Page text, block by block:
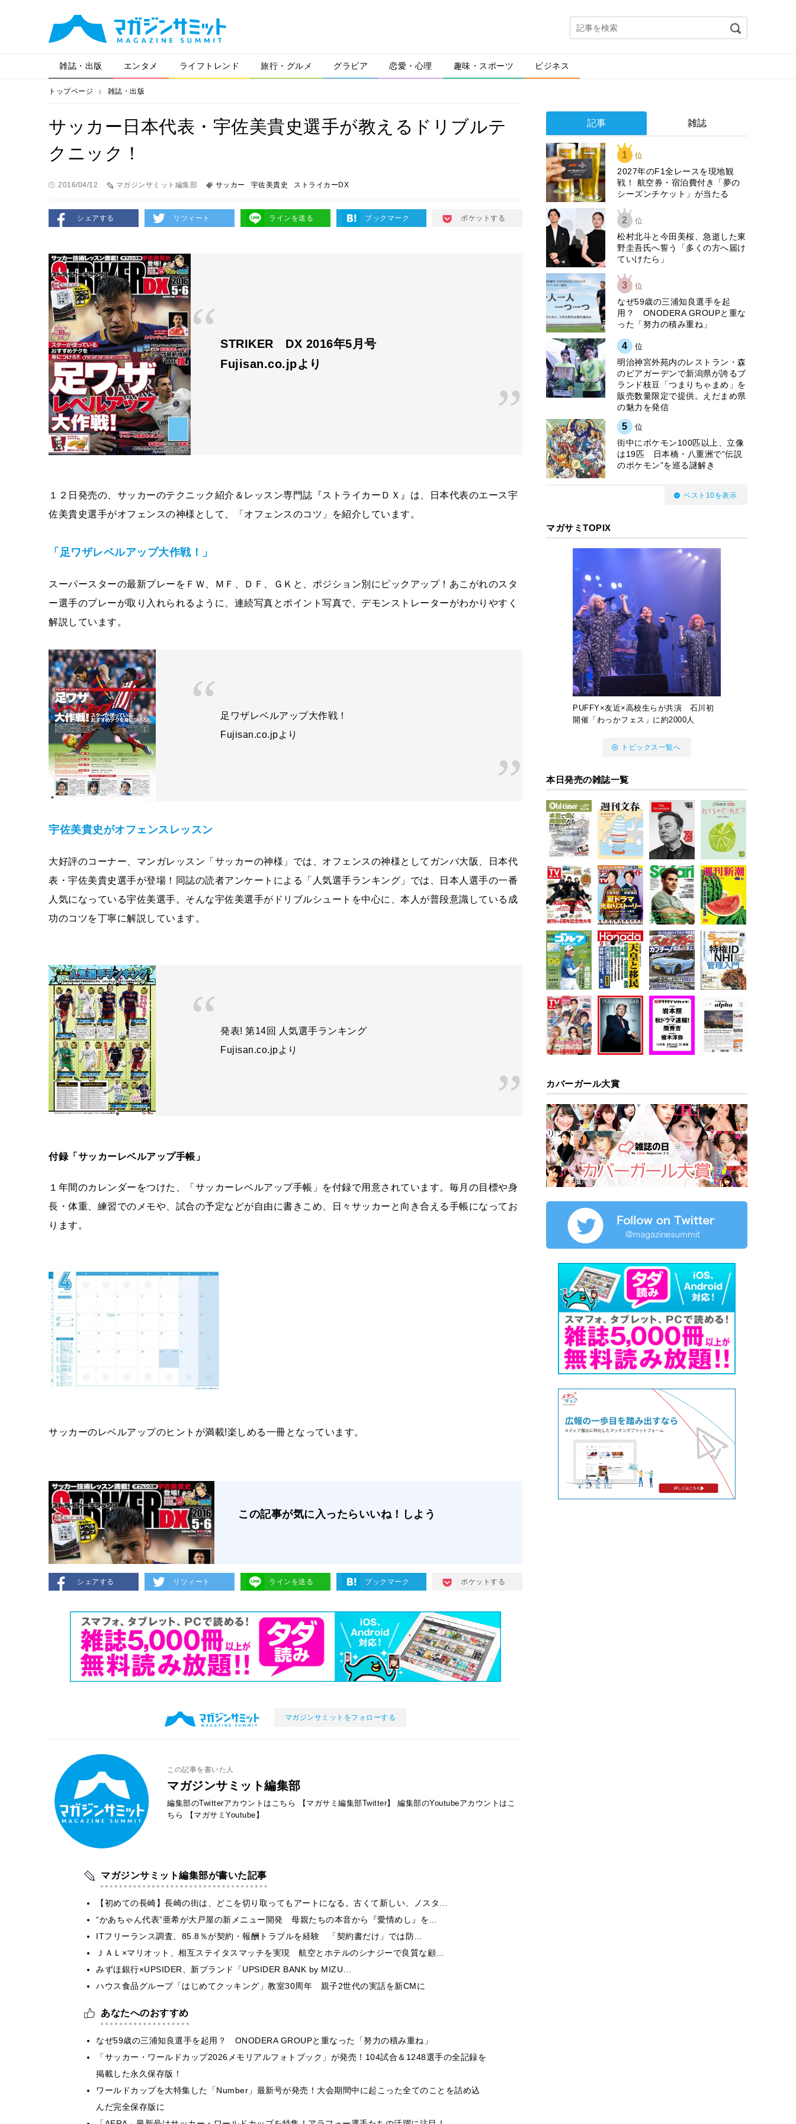
雑誌・出版 エンタメ ライフトレンド 旅行・グルメ グラビア 恋愛・心理 趣味・スポーツ ビジネス
トップページ 雑誌・出版
サッカー日本代表・宇佐美貴史選手が教えるドリブルテ
クニック！
2016/04/12 マガジンサミット編集部 サッカー 宇佐美貴史 ストライカーDX
シェアする リツィート ラインを送る ブックマーク ポケットする
STRIKER DX 2016年5月号
Fujisan.co.jpより
１２日発売の、サッカーのテクニック紹介＆レッスン専門誌『ストライカーＤＸ』は、日本代表のエース宇
佐美貴史選手がオフェンスの神様として、「オフェンスのコツ」を紹介しています。
「足ワザレベルアップ大作戦！」
スーパースターの最新プレーをＦＷ、ＭＦ、ＤＦ、ＧＫと、ポジション別にピックアップ！あこがれのスタ
ー選手のプレーが取り入れられるように、連続写真とポイント写真で、デモンストレーターがわかりやすく
解説しています。
足ワザレベルアップ大作戦！
Fujisan.co.jpより
宇佐美貴史がオフェンスレッスン
大好評のコーナー、マンガレッスン「サッカーの神様」では、オフェンスの神様としてガンバ大阪、日本代
表・宇佐美貴史選手が登場！同誌の読者アンケートによる「人気選手ランキング」では、日本人選手の一番
人気になっている宇佐美選手。そんな宇佐美選手がドリブルシュートを中心に、本人が普段意識している成
功のコツを丁寧に解説しています。
発表! 第14回 人気選手ランキング
Fujisan.co.jpより
付録「サッカーレベルアップ手帳」
１年間のカレンダーをつけた、「サッカーレベルアップ手帳」を付録で用意されています。毎月の目標や身
長・体重、練習でのメモや、試合の予定などが自由に書きこめ、日々サッカーと向き合える手帳になってお
ります。
サッカーのレベルアップのヒントが満載!楽しめる一冊となっています。
この記事が気に入ったらいいね！しよう
シェアする リツィート ラインを送る ブックマーク ポケットする
マガジンサミットをフォローする
この記事を書いた人
マガジンサミット編集部
編集部のTwitterアカウントはこちら 【マガサミ編集部Twitter】
編集部のYoutubeアカウントはこ
ちら
【マガサミYoutube】
マガジンサミット編集部が書いた記事
【初めての長崎】長崎の街は、どこを切り取ってもアートになる。古くて新しい、ノスタ…
“かあちゃん代表”亜希が大戸屋の新メニュー開発 母親たちの本音から『愛情めし』を…
ITフリーランス調査、85.8％が契約・報酬トラブルを経験 「契約書だけ」では防…
ＪＡＬ×マリオット、相互ステイタスマッチを実現 航空とホテルのシナジーで良質な顧…
みずほ銀行×UPSIDER、新ブランド「UPSIDER BANK by MIZU…
ハウス食品グループ「はじめてクッキング」教室30周年 親子2世代の実話を新CMに
あなたへのおすすめ
なぜ59歳の三浦知良選手を起用？ ONODERA GROUPと重なった「努力の積み重ね」
「サッカー・ワールドカップ2026メモリアルフォトブック」が発売！104試合＆1248選手の全記録を
掲載した永久保存版！
ワールドカップを大特集した「Number」最新号が発売！大会期間中に起こった全てのことを詰め込
んだ完全保存版に
記事 雑誌
1 位
2027年のF1全レースを現地観
戦！ 航空券・宿泊費付き「夢の
シーズンチケット」が当たる
2 位
松村北斗と今田美桜、急逝した東
野圭吾氏へ誓う「多くの方へ届け
ていけたら」
3 位
なぜ59歳の三浦知良選手を起
用？ ONODERA GROUPと重な
った「努力の積み重ね」
4 位
明治神宮外苑内のレストラン・森
のビアガーデンで新潟県が誇るブ
ランド枝豆「つまりちゃまめ」を
販売数量限定で提供。えだまめ県
の魅力を発信
5 位
街中にポケモン100匹以上、立像
は19匹 日本橋・八重洲で“伝説
のポケモン”を巡る謎解き
ベスト10を表示
マガサミTOPIX
PUFFY×友近×高校生らが共演 石川初
開催「わっかフェス」に約2000人
トピックス一覧へ
本日発売の雑誌一覧
カバーガール大賞